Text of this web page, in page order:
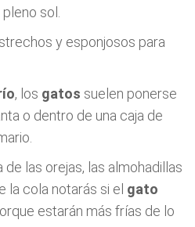
sol.
y esponjosos para
, los gatos suelen ponerse
o dentro de una caja de
las orejas, las almohadillas
la cola notarás si el gato
estarán más frías de lo